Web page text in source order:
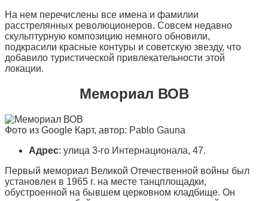
На нем перечислены все имена и фамилии
расстрелянных революционеров. Совсем недавно
скульптурную композицию немного обновили,
подкрасили красные контуры и советскую звезду, что
добавило туристической привлекательности этой
локации.
Мемориал ВОВ
Фото из Google Карт, автор: Pablo Gauna
Адрес: улица 3-го Интернационала, 47.
Первый мемориал Великой Отечественной войны был
установлен в 1965 г. на месте танцплощадки,
обустроенной на бывшем церковном кладбище. Он